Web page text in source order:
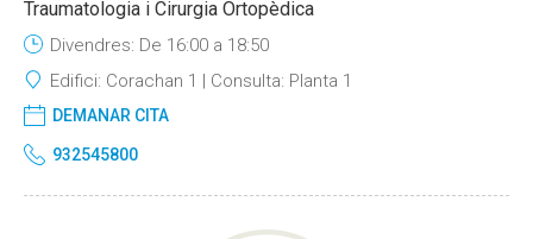
Traumatologia i Cirurgia Ortopèdica
Divendres: De 16:00 a 18:50
Edifici: Corachan 1 Consulta: Planta 1
DEMANAR CITA
932545800